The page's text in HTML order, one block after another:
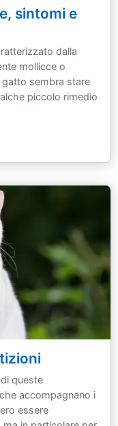
sintomi e
dalla
mollicce o
gatto sembra stare
piccolo rimedio
queste
accompagnano i
essere